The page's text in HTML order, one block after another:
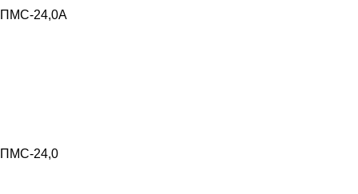
ПМС-24,0А
ПМС-24,0